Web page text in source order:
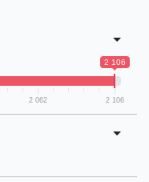
2 106
2 062 2 106